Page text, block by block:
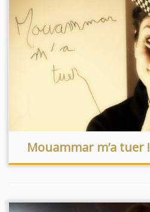
Mouammar m’a tuer !